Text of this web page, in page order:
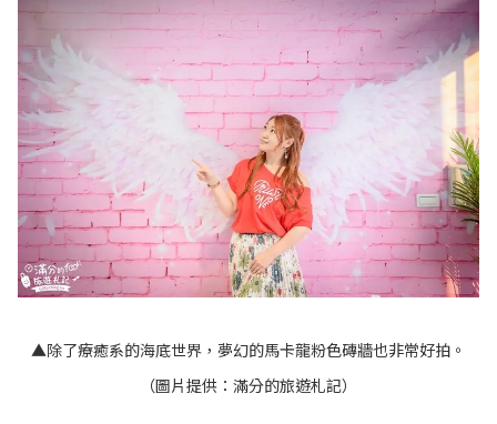
▲除了療癒系的海底世界，夢幻的馬卡龍粉色磚牆也非常好拍。
（圖片提供：滿分的旅遊札記）